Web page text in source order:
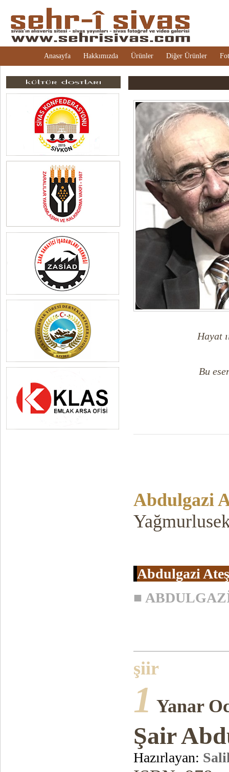
Anasayfa Hakkımızda Ürünler Diğer Ürünler
Hayat
Bu
Abdulgazi
Abdulgazi Ateş
■
şiir
1 Yanar
Şair
Hazırlayan: